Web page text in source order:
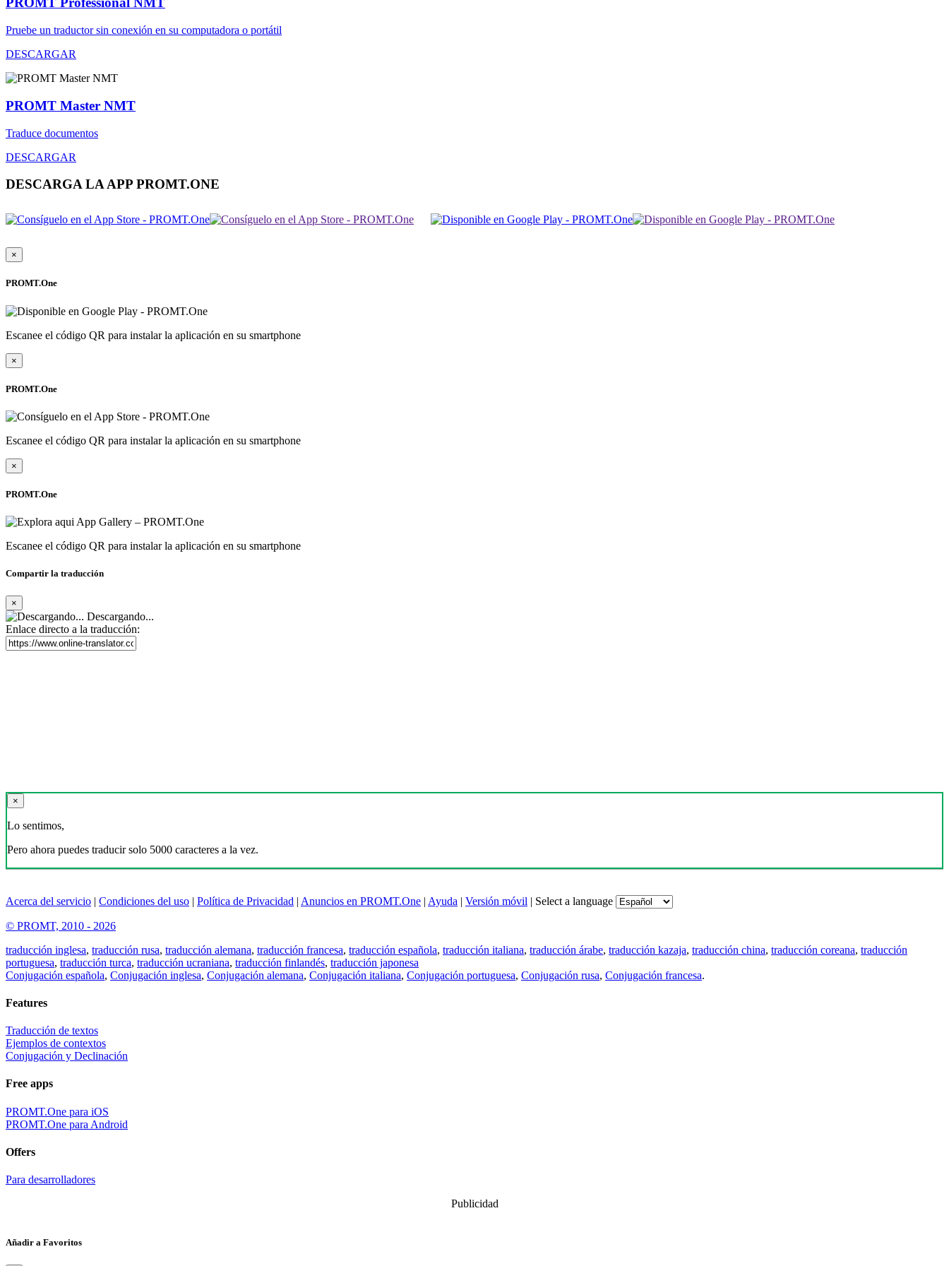
Pruebe un traductor sin conexión en su computadora o portátil
DESCARGAR
PROMT Master NMT
Traduce documentos
DESCARGAR
DESCARGA LA APP PROMT.ONE
×
PROMT.One
Escanee el código QR para instalar la aplicación en su smartphone
×
PROMT.One
Escanee el código QR para instalar la aplicación en su smartphone
×
PROMT.One
Escanee el código QR para instalar la aplicación en su smartphone
Compartir la traducción
×
Descargando...
Enlace directo a la traducción:
×
Lo sentimos,
Pero ahora puedes traducir solo 5000 caracteres a la vez.
Acerca del servicio | Condiciones del uso | Política de Privacidad | Anuncios en PROMT.One | Ayuda | Versión móvil | Select a language
© PROMT, 2010 - 2026
traducción inglesa, traducción rusa, traducción alemana, traducción francesa, traducción española, traducción italiana, traducción árabe, traducción kazaja, traducción china, traducción coreana, traducción
portuguesa, traducción turca, traducción ucraniana, traducción finlandés, traducción japonesa
Conjugación española, Conjugación inglesa, Conjugación alemana, Conjugación italiana, Conjugación portuguesa, Conjugación rusa, Conjugación francesa.
Features
Traducción de textos
Ejemplos de contextos
Conjugación y Declinación
Free apps
PROMT.One para iOS
PROMT.One para Android
Offers
Para desarrolladores
Publicidad
Añadir a Favoritos